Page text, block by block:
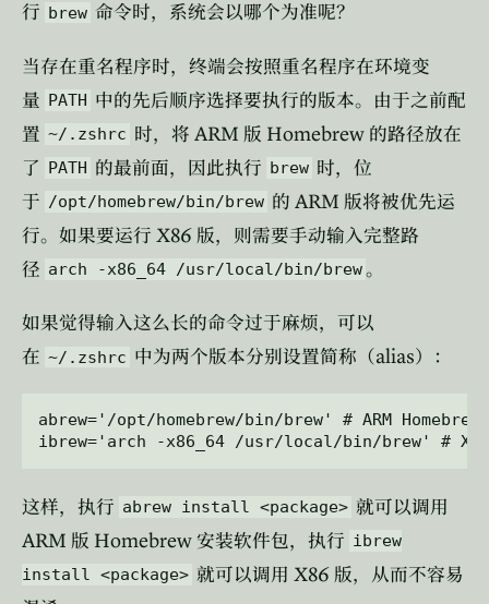
行 brew 命令时，系统会以哪个为准呢？
当存在重名程序时，终端会按照重名程序在环境变
量
PATH 中的先后顺序选择要执行的版本。由于之前配
置 ~/.zshrc 时，将 ARM 版 Homebrew 的路径放在
了
PATH 的最前面，因此执行 brew 时，位
于 /opt/homebrew/bin/brew 的 ARM 版将被优先运
行。如果要运行 X86 版，则需要手动输入完整路
径 arch -x86_64 /usr/local/bin/brew。
如果觉得输入这么长的命令过于麻烦，可以
在 ~/.zshrc 中为两个版本分别设置简称（alias）：
abrew='/opt/homebrew/bin/brew' # ARM Homebrew
这样，执行 abrew install <package> 就可以调用
ARM 版 Homebrew 安装软件包，执行 ibrew
install <package> 就可以调用 X86 版，从而不容易